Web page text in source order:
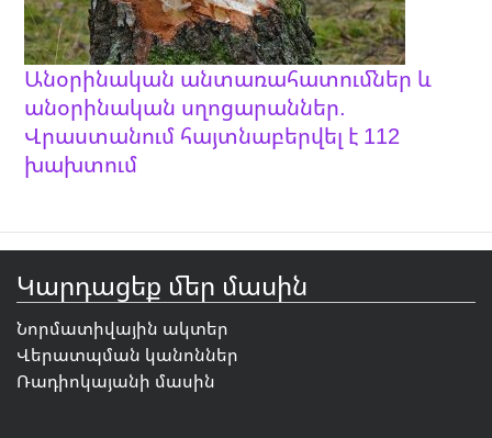
Անօրինական անտառահատումներ և
անօրինական սղոցարաններ.
Վրաստանում հայտնաբերվել է 112
խախտում
Կարդացեք մեր մասին
Նորմատիվային ակտեր
Վերատպման կանոններ
Ռադիոկայանի մասին